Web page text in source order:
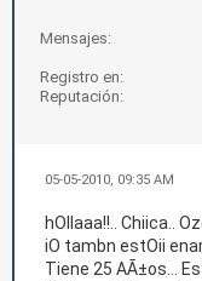
Mensajes:
Registro en:
Reputación:
05-05-2010, 09:35 AM
hOllaaa!!.. Chiica..
iO tambn estOii
Tiene 25 AÃ±os...